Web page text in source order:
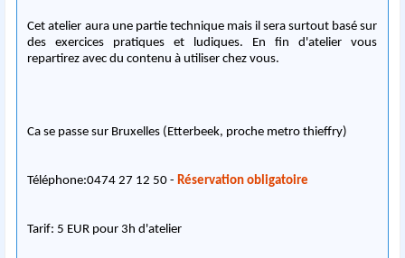
Cet atelier aura une partie technique mais il sera surtout basé sur
des exercices pratiques et ludiques. En fin d'atelier vous
repartirez avec du contenu à utiliser chez vous.
Ca se passe sur Bruxelles (Etterbeek, proche metro thieffry)
Téléphone:0474 27 12 50 - Réservation obligatoire
Tarif: 5 EUR pour 3h d'atelier